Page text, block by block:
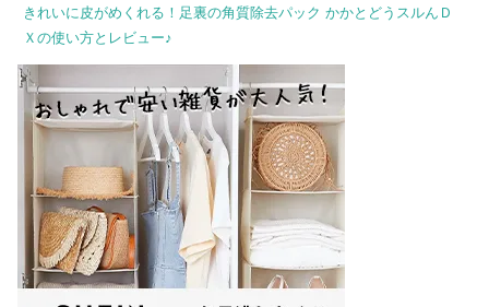
きれいに皮がめくれる！足裏の角質除去パック かかとどうスルんＤ
Ｘの使い方とレビュー♪